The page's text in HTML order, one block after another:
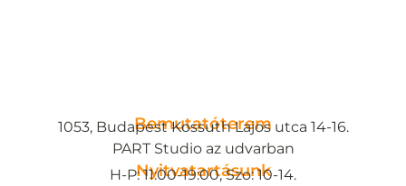
Bemutatóterem
1053, Budapest Kossuth Lajos utca 14-16.
PART Studio az udvarban
Nyitvatartásunk
H-P: 11:00-19:00, Szo: 10-14.